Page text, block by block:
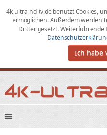
4k-ultra-hd-tv.de benutzt Cookies,
ermöglichen.Außerdem werden
Dritter gesetzt.
Ich habe